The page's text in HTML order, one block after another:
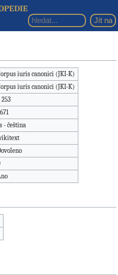
iuris canonici (JKI-K)
iuris canonici (JKI-K)
253
- čeština